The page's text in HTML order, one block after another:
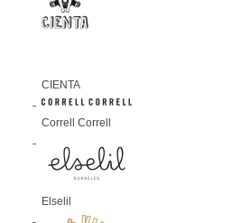
CIENTA
Correll Correll
Elselil